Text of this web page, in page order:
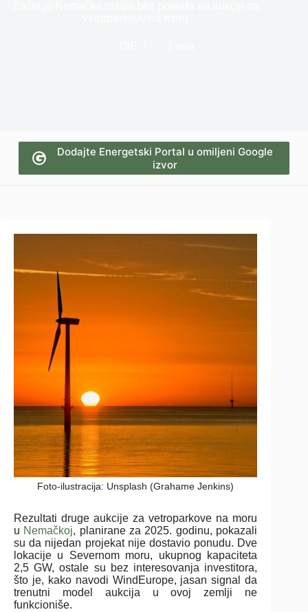
Dodajte Energetski Portal u omiljeni Google
izvor
Foto-ilustracija: Unsplash (Grahame Jenkins)
Rezultati druge aukcije za vetroparkove na moru
u Nemačkoj, planirane za 2025. godinu, pokazali
su da nijedan projekat nije dostavio ponudu. Dve
lokacije u Severnom moru, ukupnog kapaciteta
2,5 GW, ostale su bez interesovanja investitora,
što je, kako navodi WindEurope, jasan signal da
trenutni model aukcija u ovoj zemlji ne
funkcioniše.